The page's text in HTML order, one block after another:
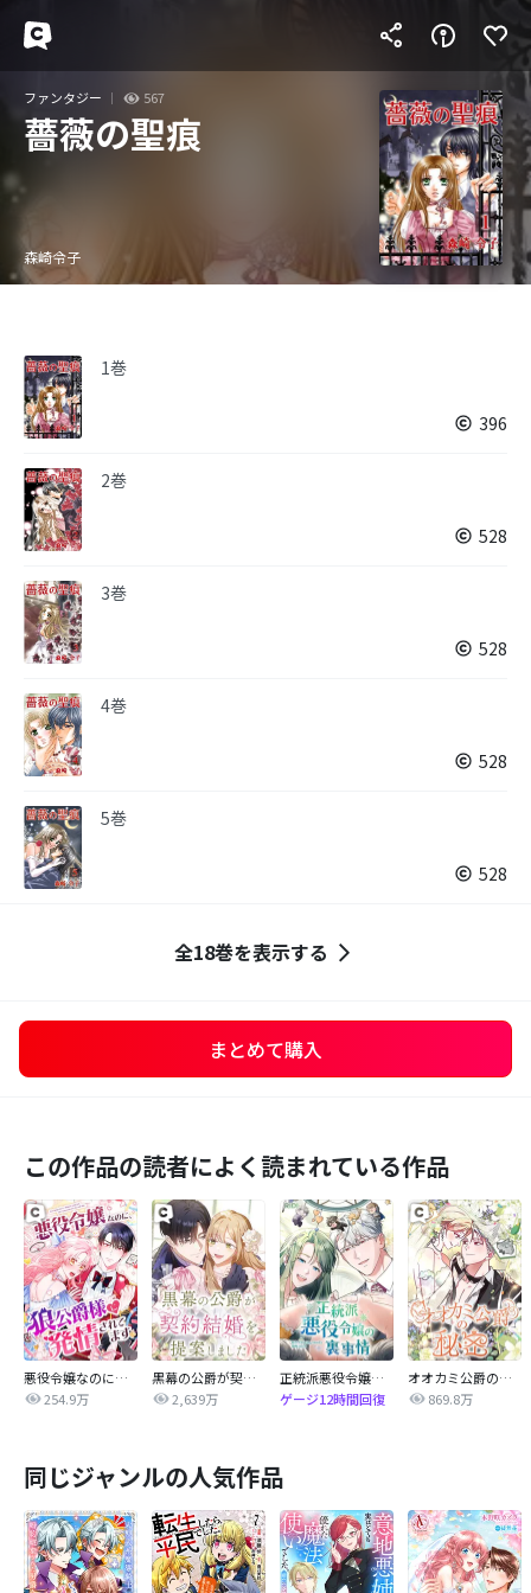
ファンタジー 567
薔薇の聖痕
森崎令子
1巻
396
2巻
528
3巻
528
4巻
528
5巻
528
全18巻を表示する
まとめて購入
この作品の読者によく読まれている作品
悪役令嬢なのに、狼公爵様に発情されてます
254.9万
黒幕の公爵が契約結婚を提案しました
2,639万
正統派悪役令嬢の裏事情
ゲージ12時間回復
オオカミ公爵の秘密
869.8万
同じジャンルの人気作品